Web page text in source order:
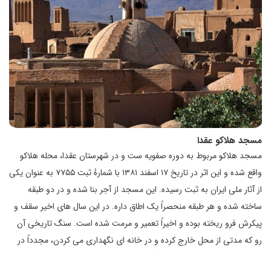
مسجد هلاکو عقدا
مسجد هلاکو مربوط به دوره صفویه ست و در شهرستان عقدا، محله هلاکو
واقع شده و این اثر در تاریخ ۱۷ اسفند ۱۳۸۱ با شمارهٔ ثبت ۷۷۵۵ به عنوان یکی
از آثار ملی ایران به ثبت رسیده. این مسجد از آجر بنا شده و در دو طبقه
ساخته شده و هر طبقه منحصراً یک اطاق داره. در این سال های اخیر سقف و
پیکرش فرو ریخته بوده و اخیراً تعمیر و مرمت شده است. سنگ تاریخی آن
رو که مدتی از محل خارج کرده و در خانه ای نگهداری می کردن، مجدداً در